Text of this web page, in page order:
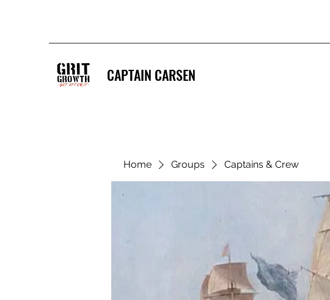
CAPTAIN CARSEN
Home Groups Captains & Crew